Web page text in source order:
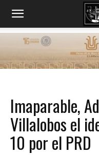
Imaparable,
Villalobos el
10 por el PRD